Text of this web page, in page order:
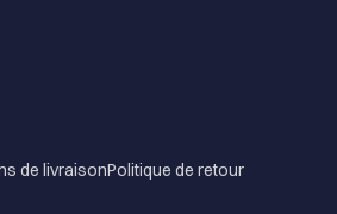
de livraisonPolitique de retour